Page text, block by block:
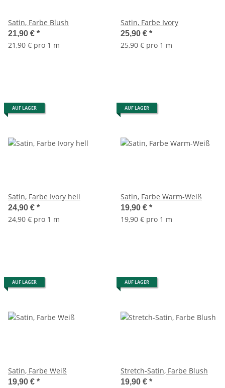
Satin, Farbe Blush
21,90 € *
21,90 € pro 1 m
Satin, Farbe Ivory
25,90 € *
25,90 € pro 1 m
AUF LAGER
Satin, Farbe Ivory hell
24,90 € *
24,90 € pro 1 m
AUF LAGER
Satin, Farbe Warm-Weiß
19,90 € *
19,90 € pro 1 m
AUF LAGER
Satin, Farbe Weiß
19,90 € *
AUF LAGER
Stretch-Satin, Farbe Blush
19,90 € *